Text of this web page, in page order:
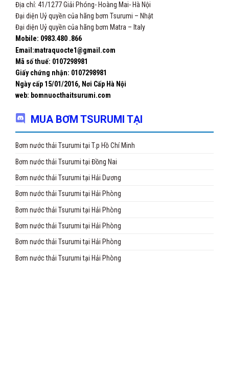
Địa chỉ: 41/1277 Giải Phóng- Hoàng Mai- Hà Nội
Đại diện Uỷ quyền của hãng bơm Tsurumi – Nhật
Đại diện Uỷ quyền của hãng bơm Matra – Italy
Mobile: 0983.480 .866
Email:matraquocte1@gmail.com
Mã số thuế: 0107298981
Giấy chứng nhận: 0107298981
Ngày cấp 15/01/2016, Nơi Cấp Hà Nội
web: bomnuocthaitsurumi.com
MUA BƠM TSURUMI TẠI
Bơm nước thải Tsurumi tại T.p Hồ Chí Minh
Bơm nước thải Tsurumi tại Đồng Nai
Bơm nước thải Tsurumi tại Hải Dương
Bơm nước thải Tsurumi tại Hải Phòng
Bơm nước thải Tsurumi tại Hải Phòng
Bơm nước thải Tsurumi tại Hải Phòng
Bơm nước thải Tsurumi tại Hải Phòng
Bơm nước thải Tsurumi tại Hải Phòng